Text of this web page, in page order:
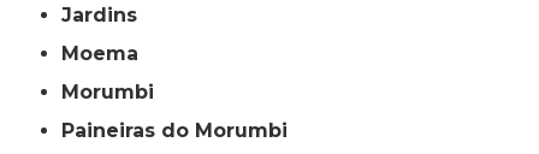
Jardins
Moema
Morumbi
Paineiras do Morumbi